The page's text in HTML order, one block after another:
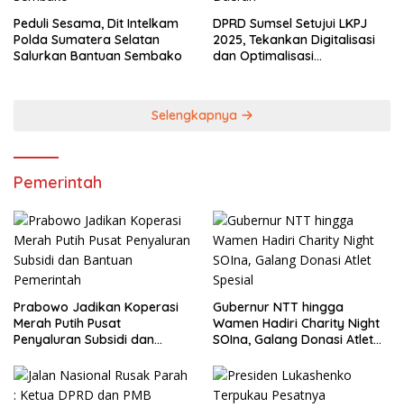
Peduli Sesama, Dit Intelkam
Polda Sumatera Selatan
Salurkan Bantuan Sembako
DPRD Sumsel Setujui LKPJ
2025, Tekankan Digitalisasi
dan Optimalisasi
Selengkapnya
Pemerintah
Prabowo Jadikan Koperasi
Merah Putih Pusat
Penyaluran Subsidi dan
Gubernur NTT hingga
Wamen Hadiri Charity Night
SOIna, Galang Donasi Atlet